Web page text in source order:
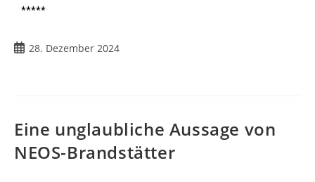
*****
28. Dezember 2024
Eine unglaubliche Aussage von
NEOS-Brandstätter